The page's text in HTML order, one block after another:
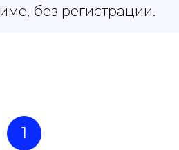
без регистрации.
1